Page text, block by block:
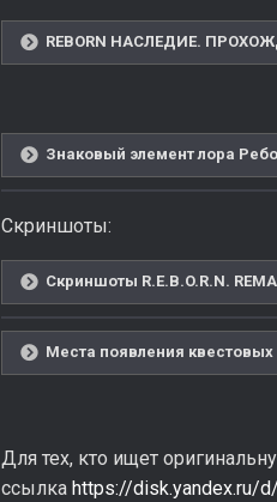
REBORN НАСЛЕДИЕ.
Знаковый элемент лора
Скриншоты:
Скриншоты R.E.B.O.R.N.
Места появления
Для тех, кто ищет
ссылка https://disk.yandex.ru/